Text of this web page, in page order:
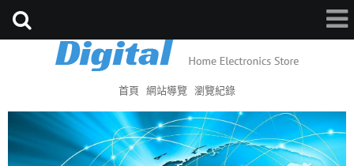
首頁 網站導覽 瀏覽紀錄